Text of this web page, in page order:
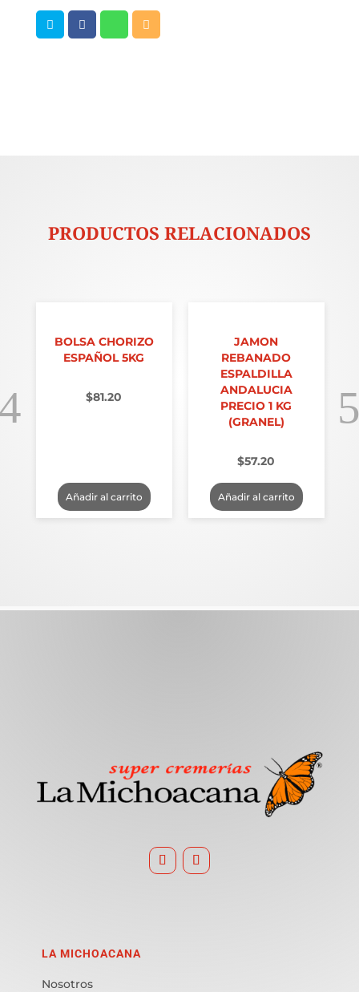
PRODUCTOS RELACIONADOS
BOLSA CHORIZO
ESPAÑOL 5KG
$81.20
Añadir al carrito
JAMON
REBANADO
ESPALDILLA
ANDALUCIA
PRECIO 1 KG
(GRANEL)
$57.20
Añadir al carrito
LA MICHOACANA
Nosotros